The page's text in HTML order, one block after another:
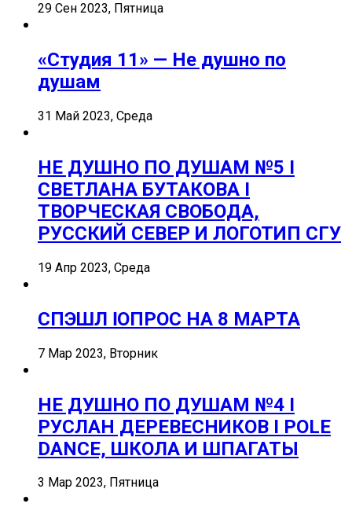
29 Сен 2023, Пятница
«Студия 11» — Не душно по
душам
31 Май 2023, Среда
НЕ ДУШНО ПО ДУШАМ №5 I
СВЕТЛАНА БУТАКОВА I
ТВОРЧЕСКАЯ СВОБОДА,
РУССКИЙ СЕВЕР И ЛОГОТИП СГУ
19 Апр 2023, Среда
СПЭШЛ ӏ ОПРОС НА 8 МАРТА
7 Мар 2023, Вторник
НЕ ДУШНО ПО ДУШАМ №4 I
РУСЛАН ДЕРЕВЕСНИКОВ I POLE
DANCE, ШКОЛА И ШПАГАТЫ
3 Мар 2023, Пятница